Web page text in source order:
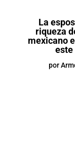
La
riqueza
mexicano
este
por